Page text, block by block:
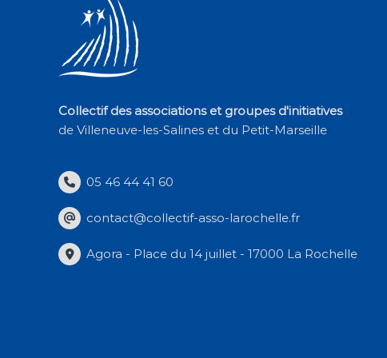
Collectif des associations et groupes d'initiatives
de Villeneuve-les-Salines et du Petit-Marseille
05 46 44 41 60
contact@collectif-asso-larochelle.fr
Agora - Place du 14 juillet - 17000 La Rochelle